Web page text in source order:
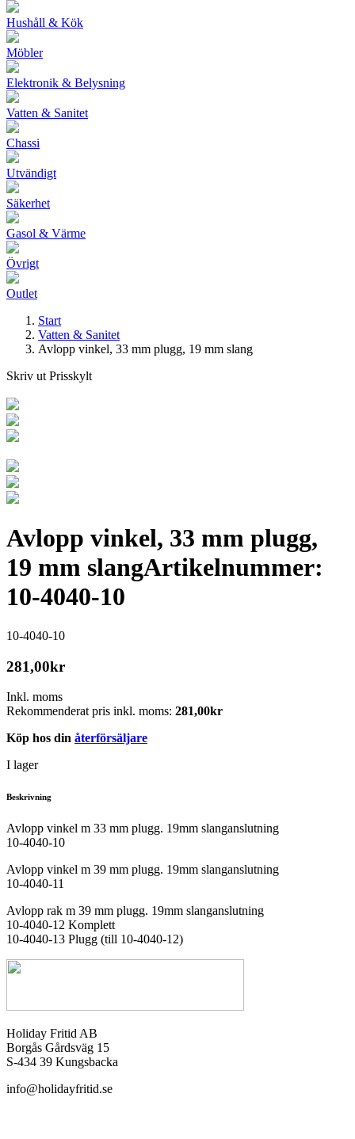
Hushåll & Kök
Möbler
Elektronik & Belysning
Vatten & Sanitet
Chassi
Utvändigt
Säkerhet
Gasol & Värme
Övrigt
Outlet
Start
Vatten & Sanitet
Avlopp vinkel, 33 mm plugg, 19 mm slang
Skriv ut Prisskylt
Avlopp vinkel, 33 mm plugg,
19 mm slangArtikelnummer:
10-4040-10
10-4040-10
281,00kr
Inkl. moms
Rekommenderat pris inkl. moms: 281,00kr
Köp hos din återförsäljare
I lager
Beskrivning
Avlopp vinkel m 33 mm plugg. 19mm slanganslutning
10-4040-10
Avlopp vinkel m 39 mm plugg. 19mm slanganslutning
10-4040-11
Avlopp rak m 39 mm plugg. 19mm slanganslutning
10-4040-12 Komplett
10-4040-13 Plugg (till 10-4040-12)
Holiday Fritid AB
Borgås Gårdsväg 15
S-434 39 Kungsbacka
info@holidayfritid.se